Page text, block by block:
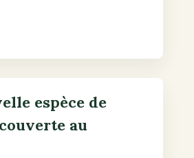
espèce de
au